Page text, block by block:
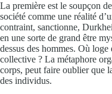
La première est le soupçon de
société comme une réalité
contraint, sanctionne,
en une sorte de grand être
dessus des hommes. Où
collective ? La métaphore
corps, peut faire oublier que
des individus.